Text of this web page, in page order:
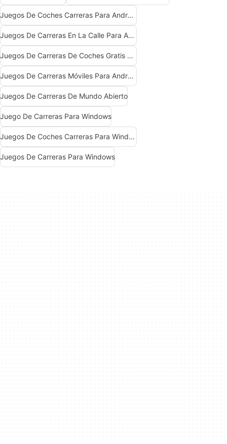
Juegos De Coches Carreras Para Android
Juegos De Carreras En La Calle Para Android
Juegos De Carreras De Coches Gratis Para Android
Juegos De Carreras Móviles Para Android
Juegos De Carreras De Mundo Abierto
Juego De Carreras Para Windows
Juegos De Coches Carreras Para Windows
Juegos De Carreras Para Windows